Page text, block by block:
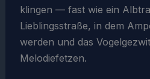
klingen — fast wie ein
Lieblingsstraße, in dem
werden und das
Melodiefetzen.